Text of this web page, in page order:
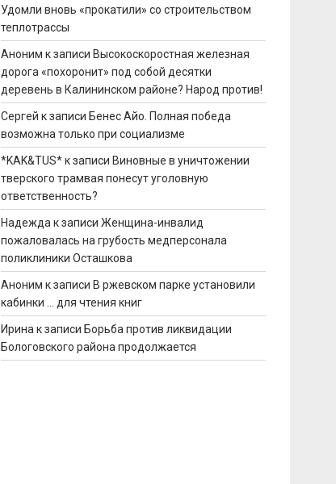
Удомли вновь «прокатили» со строительством
теплотрассы
Аноним к записи Высокоскоростная железная
дорога «похоронит» под собой десятки
деревень в Калининском районе? Народ против!
Сергей к записи Бенес Айо. Полная победа
возможна только при социализме
*KAK&TUS*к записи Виновные в уничтожении
тверского трамвая понесут уголовную
ответственность?
Надежда к записиЖенщина-инвалид
пожаловалась на грубость медперсонала
поликлиники Осташкова
Аноним к записи В ржевском парке установили
кабинки … для чтения книг
Ирина к записи Борьба против ликвидации
Бологовского района продолжается